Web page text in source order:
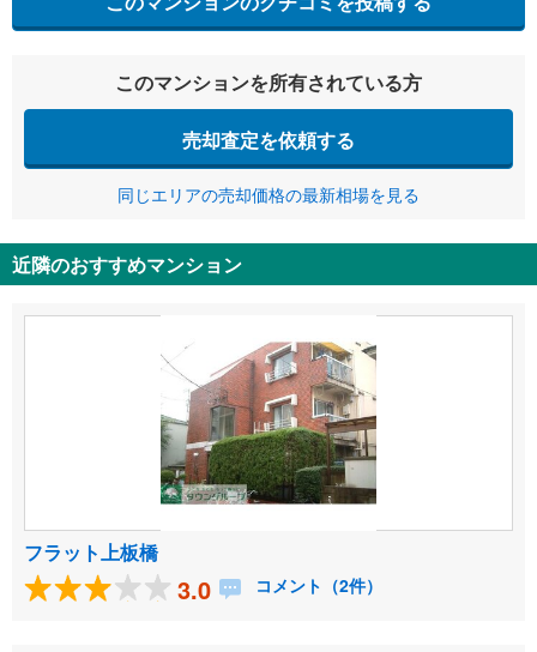
このマンションを所有されている方
売却査定を依頼する
同じエリアの売却価格の最新相場を見る
近隣のおすすめマンション
フラット上板橋
3.0 コメント（2件）